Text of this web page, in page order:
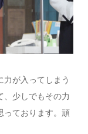
が入ってしまう
少しでもその力
っております。頑